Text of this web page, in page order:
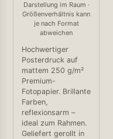
Darstellung im Raum ·
Größenverhältnis kann
je nach Format
abweichen
Hochwertiger
Posterdruck auf
mattem 250 g/m²
Premium-
Fotopapier. Brillante
Farben,
reflexionsarm –
ideal zum Rahmen.
Geliefert gerollt in